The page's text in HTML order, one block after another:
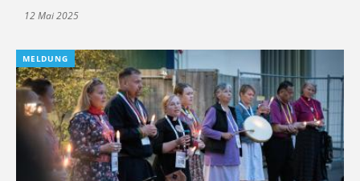
12 Mai 2025
MELDUNG